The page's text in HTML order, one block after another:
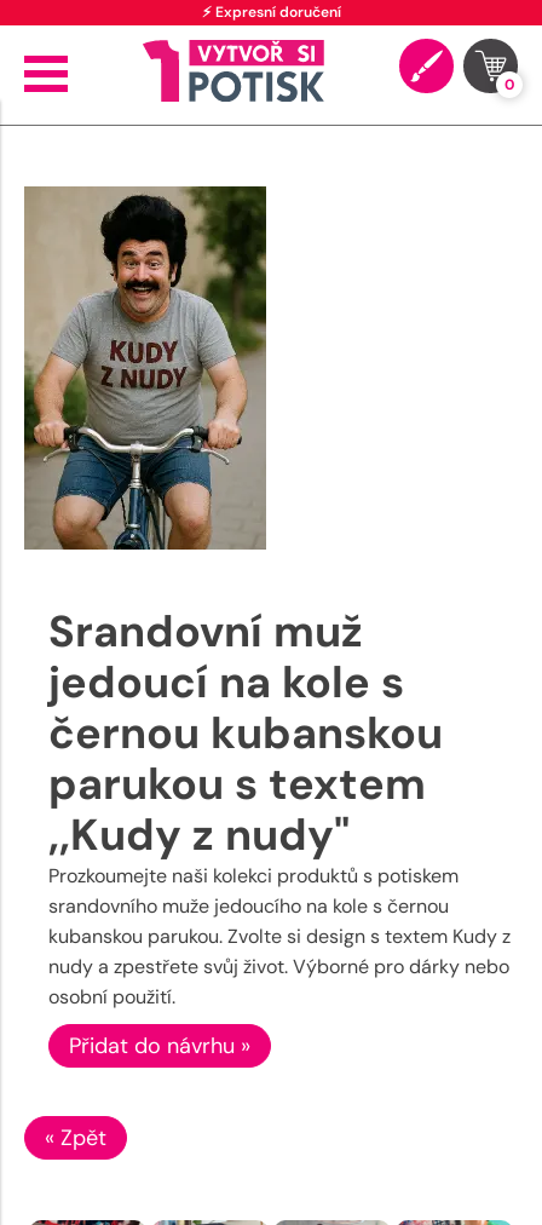
⚡ Expresní doručení
0
Srandovní muž
jedoucí na kole s
černou kubanskou
parukou s textem
,,Kudy z nudy"
Prozkoumejte naši kolekci produktů s potiskem
srandovního muže jedoucího na kole s černou
kubanskou parukou. Zvolte si design s textem Kudy z
nudy a zpestřete svůj život. Výborné pro dárky nebo
osobní použití.
Přidat do návrhu »
« Zpět